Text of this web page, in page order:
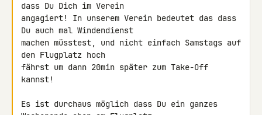
dass Du Dich im Verein
angagiert! In unserem Verein bedeutet das dass
Du auch mal Windendienst
machen müsstest, und nicht einfach Samstags auf
den Flugplatz hoch
fährst um dann 20min später zum Take-Off
kannst!
Es ist durchaus möglich dass Du ein ganzes